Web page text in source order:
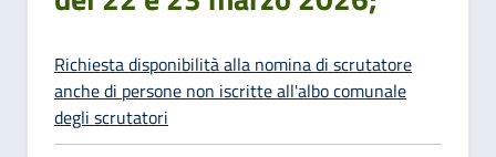
Richiesta disponibilità alla nomina di scrutatore
anche di persone non iscritte all'albo comunale
degli scrutatori